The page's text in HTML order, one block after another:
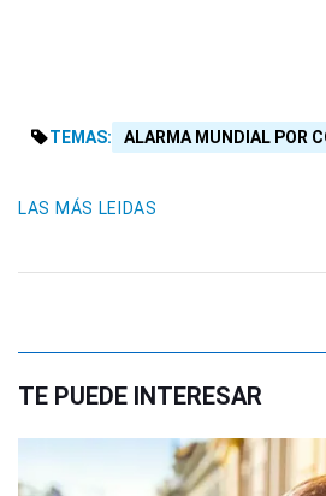
TEMAS: ALARMA MUNDIAL POR
LAS MÁS LEIDAS
TE PUEDE INTERESAR